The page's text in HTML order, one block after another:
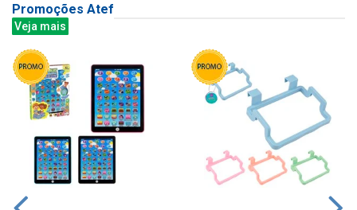
Promoções Atef
Veja mais